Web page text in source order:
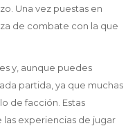
Una vez puestas en
de combate con la que
y, aunque puedes
partida, ya que muchas
de facción. Estas
las experiencias de jugar